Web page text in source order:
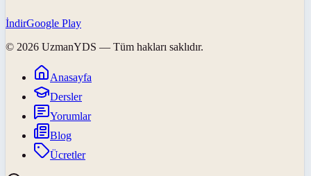
İndirGoogle Play
© 2026 UzmanYDS — Tüm hakları saklıdır.
Anasayfa
Dersler
Yorumlar
Blog
Ücretler